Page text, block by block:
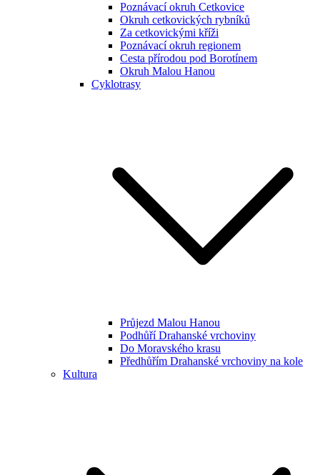
Poznávací okruh Cetkovice
Okruh cetkovických rybníků
Za cetkovickými kříži
Poznávací okruh regionem
Cesta přírodou pod Borotínem
Okruh Malou Hanou
Cyklotrasy
Průjezd Malou Hanou
Podhůří Drahanské vrchoviny
Do Moravského krasu
Předhůřím Drahanské vrchoviny na kole
Kultura